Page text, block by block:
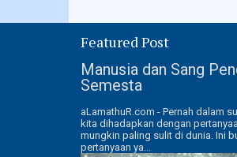
Featured Post
Manusia dan Sang
Semesta
aLamathuR.com - Pernah dalam
kita dihadapkan dengan
mungkin paling sulit di dunia. Ini
pertanyaan ya...